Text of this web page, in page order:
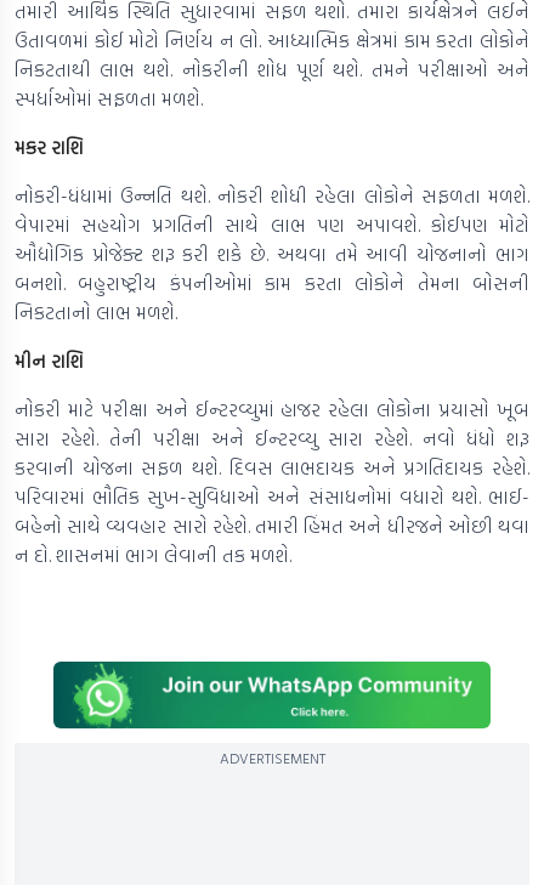
તમારી આર્થિક સ્થિતિ સુધારવામાં સફળ થશો. તમારા કાર્યક્ષેત્રને લઈને
ઉતાવળમાં કોઈ મોટો નિર્ણય ન લો. આધ્યાત્મિક ક્ષેત્રમાં કામ કરતા લોકોને
નિકટતાથી લાભ થશે. નોકરીની શોધ પૂર્ણ થશે. તમને પરીક્ષાઓ અને
સ્પર્ધાઓમાં સફળતા મળશે.
મકર રાશિ
નોકરી-ધંધામાં ઉન્નતિ થશે. નોકરી શોધી રહેલા લોકોને સફળતા મળશે.
વેપારમાં સહયોગ પ્રગતિની સાથે લાભ પણ અપાવશે. કોઈપણ મોટો
ઔદ્યોગિક પ્રોજેક્ટ શરૂ કરી શકે છે. અથવા તમે આવી યોજનાનો ભાગ
બનશો. બહુરાષ્ટ્રીય કંપનીઓમાં કામ કરતા લોકોને તેમના બોસની
નિકટતાનો લાભ મળશે.
મીન રાશિ
નોકરી માટે પરીક્ષા અને ઈન્ટરવ્યુમાં હાજર રહેલા લોકોના પ્રયાસો ખૂબ
સારા રહેશે. તેની પરીક્ષા અને ઈન્ટરવ્યુ સારા રહેશે. નવો ધંધો શરૂ
કરવાની યોજના સફળ થશે. દિવસ લાભદાયક અને પ્રગતિદાયક રહેશે.
પરિવારમાં ભૌતિક સુખ-સુવિધાઓ અને સંસાધનોમાં વધારો થશે. ભાઈ-
બહેનો સાથે વ્યવહાર સારો રહેશે. તમારી હિંમત અને ધીરજને ઓછી થવા
ન દો. શાસનમાં ભાગ લેવાની તક મળશે.
ADVERTISEMENT